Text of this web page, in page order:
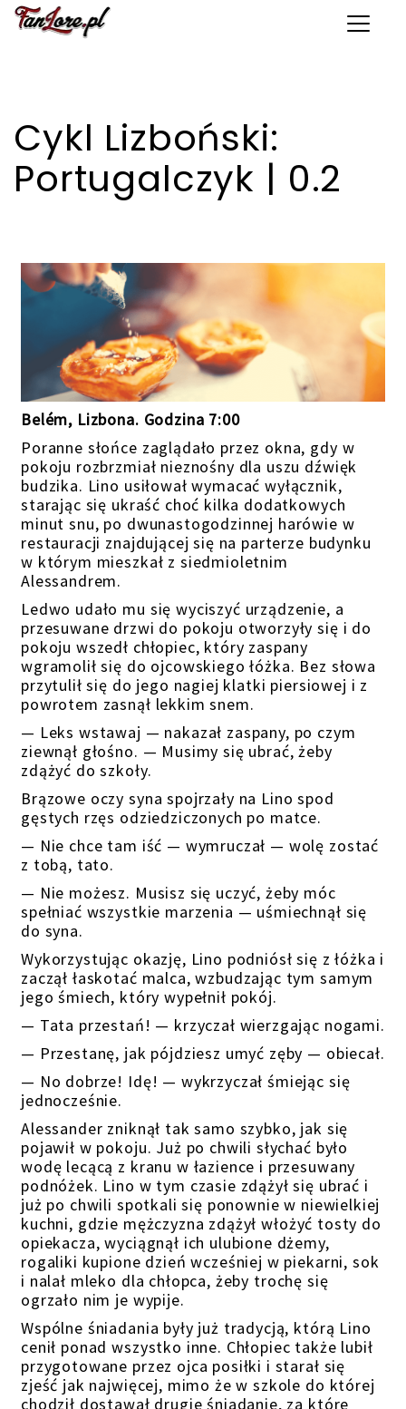
Toggle
Cykl Lizboński:
Portugalczyk | 0.2
Belém, Lizbona. Godzina 7:00
Poranne słońce zaglądało przez okna, gdy w
pokoju rozbrzmiał nieznośny dla uszu dźwięk
budzika. Lino usiłował wymacać wyłącznik,
starając się ukraść choć kilka dodatkowych
minut snu, po dwunastogodzinnej harówie w
restauracji znajdującej się na parterze budynku
w którym mieszkał z siedmioletnim
Alessandrem.
Ledwo udało mu się wyciszyć urządzenie, a
przesuwane drzwi do pokoju otworzyły się i do
pokoju wszedł chłopiec, który zaspany
wgramolił się do ojcowskiego łóżka. Bez słowa
przytulił się do jego nagiej klatki piersiowej i z
powrotem zasnął lekkim snem.
— Leks wstawaj — nakazał zaspany, po czym
ziewnął głośno. — Musimysię ubrać, żeby
zdążyć do szkoły.
Brązowe oczy syna spojrzały na Lino spod
gęstych rzęs odziedziczonych po matce.
— Nie chce tam iść — wymruczał — wolę zostać
z tobą, tato.
— Nie możesz. Musisz się uczyć, żeby móc
spełniać wszystkie marzenia — uśmiechnął się
do syna.
Wykorzystując okazję, Lino podniósł się z łóżka i
zaczął łaskotać malca, wzbudzając tym samym
jego śmiech, który wypełnił pokój.
— Tata przestań! — krzyczał wierzgając nogami.
— Przestanę, jak pójdziesz umyć zęby — obiecał.
— No dobrze! Idę! — wykrzyczał śmiejąc się
jednocześnie.
Alessander zniknął tak samo szybko, jak się
pojawił w pokoju. Już po chwili słychać było
wodę lecącą z kranu w łazience i przesuwany
podnóżek. Lino w tym czasie zdążył się ubrać i
już po chwili spotkali się ponownie w niewielkiej
kuchni, gdzie mężczyzna zdążył włożyć tosty do
opiekacza, wyciągnął ich ulubione dżemy,
rogaliki kupione dzień wcześniej w piekarni, sok
i nalał mleko dla chłopca, żeby trochę się
ogrzało nim je wypije.
Wspólne śniadania były już tradycją, którą Lino
cenił ponad wszystko inne. Chłopiec także lubił
przygotowane przez ojca posiłki i starał się
zjeść jak najwięcej, mimo że w szkole do której
chodził dostawał drugie śniadanie, za które